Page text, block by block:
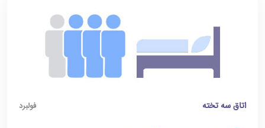
اتاق سه تخته فولبرد